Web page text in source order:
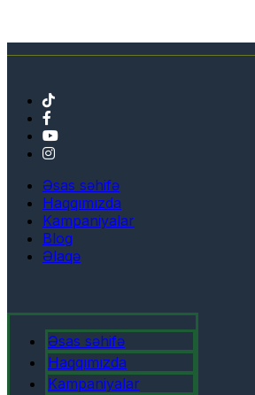
Əsas səhifə
Haqqımızda
Kampaniyalar
Blog
Əlaqə
Əsas səhifə
Haqqımızda
Kampaniyalar